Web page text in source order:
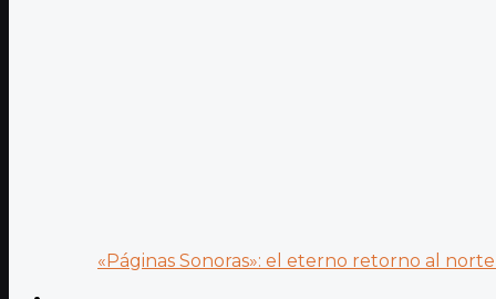
«Páginas Sonoras»: el eterno retorno al norte